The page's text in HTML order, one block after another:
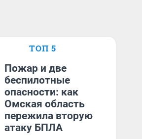
ТОП 5
Пожар и две
беспилотные
опасности: как
Омская область
пережила вторую
атаку БПЛА